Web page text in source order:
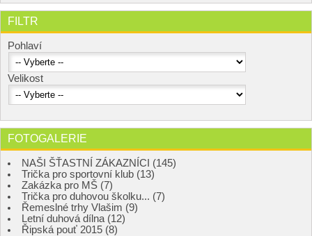
FILTR
Pohlaví
Velikost
FOTOGALERIE
NAŠI ŠŤASTNÍ ZÁKAZNÍCI (145)
Trička pro sportovní klub (13)
Zakázka pro MŠ (7)
Trička pro duhovou školku... (7)
Řemeslné trhy Vlašim (9)
Letní duhová dílna (12)
Řipská pouť 2015 (8)